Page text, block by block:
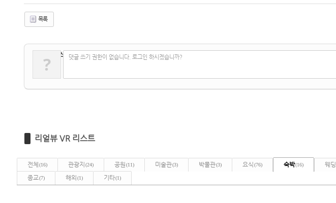
목록
댓글 쓰기
? 댓글 쓰기 권한이 없습니다. 로그인 하시겠습니까?
리얼뷰 VR 리스트
전체 (16) 관광지 (24) 공원 (11) 미술관(3) 박물관(3) 요식(76) 숙박(16) 웨딩
종교(7) 해외 (1) 기타(1)